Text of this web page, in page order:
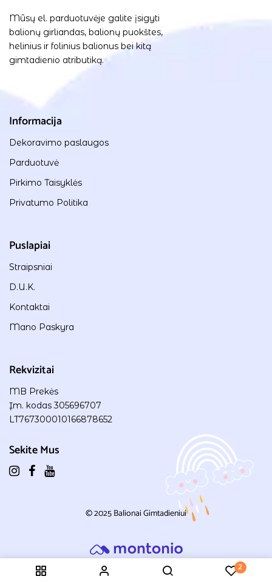
2
Mūsų el. parduotuvėje galite įsigyti
balionų girliandas, balionų puokštes,
helinius ir folinius balionus bei kitą
gimtadienio atributiką.
Informacija
Dekoravimo paslaugos
Parduotuvė
Pirkimo Taisyklės
Privatumo Politika
Puslapiai
Straipsniai
D.U.K.
Kontaktai
Mano Paskyra
Rekvizitai
MB Prekės
Įm. kodas 305696707
LT767300010166878652
Sekite Mus
© 2025Balionai Gimtadieniui